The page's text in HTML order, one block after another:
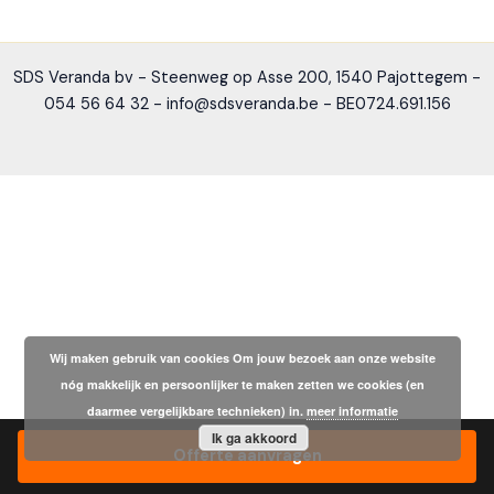
SDS Veranda bv - Steenweg op Asse 200, 1540 Pajottegem -
054 56 64 32 - info@sdsveranda.be - BE0724.691.156
Offerte aanvragen
Wij maken gebruik van cookies Om jouw bezoek aan onze website
nóg makkelijk en persoonlijker te maken zetten we cookies (en
daarmee vergelijkbare technieken) in.meer informatie
Ik ga akkoord